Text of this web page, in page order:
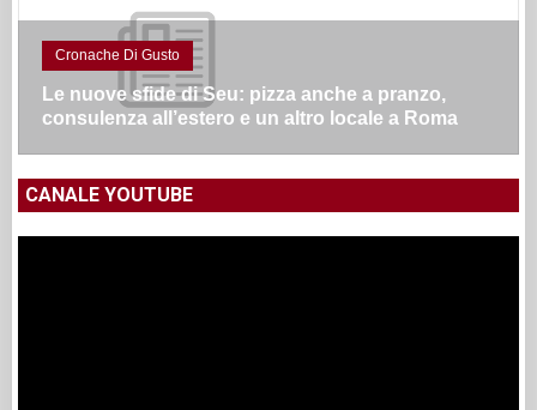
Cronache Di Gusto
Le nuove sfide di Seu: pizza anche a pranzo,
consulenza all’estero e un altro locale a Roma
CANALE YOUTUBE